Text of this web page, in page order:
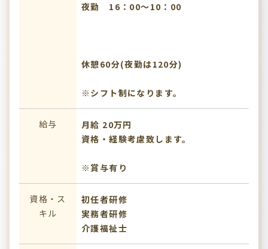
夜勤 16：00～10：00
休憩60分(夜勤は120分)
※シフト制になります。
給与
月給 20万円
資格・経験考慮致します。
※賞与有り
資格・ス
キル
初任者研修
実務者研修
介護福祉士